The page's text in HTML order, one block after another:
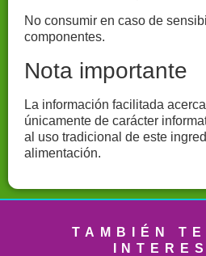
No consumir en caso de
componentes.
Nota importante
La información facilitada
únicamente de carácter
al uso tradicional de este
alimentación.
TAMBIÉN